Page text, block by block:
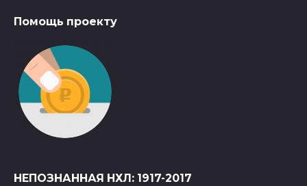
Помощь проекту
НЕПОЗНАННАЯ НХЛ: 1917-2017